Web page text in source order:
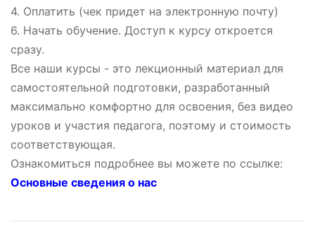
4. Оплатить (чек придет на электронную почту)
6. Начать обучение. Доступ к курсу откроется
сразу.
Все наши курсы - это лекционный материал для
самостоятельной подготовки, разработанный
максимально комфортно для освоения, без видео
уроков и участия педагога, поэтому и стоимость
соответствующая.
Ознакомиться подробнее вы можете по ссылке:
Основные сведения о нас